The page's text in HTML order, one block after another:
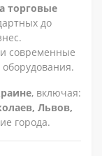
торговые
до
современные
, включая:
Львов,
города.